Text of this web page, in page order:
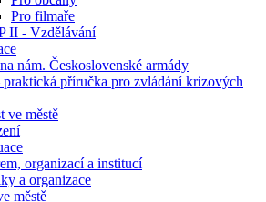
Pro filmaře
II - Vzdělávání
nám. Československé armády
praktická příručka pro zvládání krizových
ve městě
organizací a institucí
a organizace
městě